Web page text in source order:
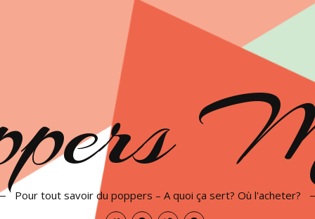
Pour tout savoir du poppers – A quoi ça sert? Où l'acheter?